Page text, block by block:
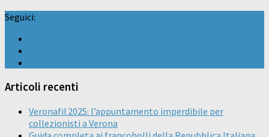
Seguici:
Articoli recenti
Veronafil 2025: l’appuntamento imperdibile per
collezionisti a Verona